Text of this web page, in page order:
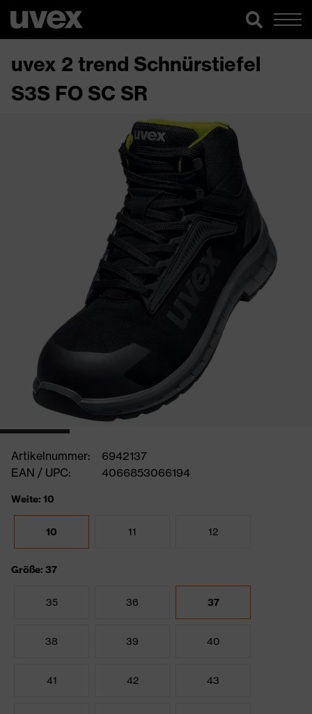
uvex 2 trend Schnürstiefel
S3S FO SC SR
Artikelnummer:
6942137
EAN / UPC:
4066853066194
Weite: 10
10 11 12
Größe: 37
35 36 37
38 39 40
41 42 43